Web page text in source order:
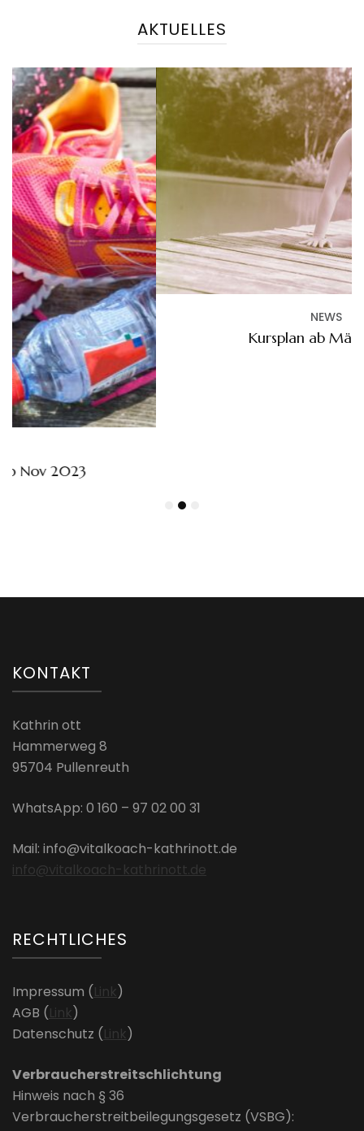
AKTUELLES
Kursplan ab März 2025
KONTAKT
Kathrin ott
Hammerweg 8
95704 Pullenreuth
WhatsApp: 0 160 – 97 02 00 31
Mail: info@vitalkoach-kathrinott.de
info@vitalkoach-kathrinott.de
RECHTLICHES
Impressum (Link)
AGB (Link)
Datenschutz (Link)
Verbraucherstreitschlichtung
Hinweis nach § 36
Verbraucherstreitbeilegungsgesetz (VSBG):